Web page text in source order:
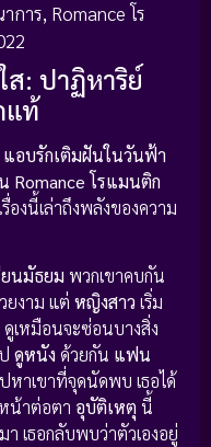
การ, Romance โร
: ปาฏิหาริย์
แท้
แอบรักเติมฝันในวันฟ้า
Romance โรแมนติก
องนี้เล่าถึงพลังของความ
ยนมัธยม พวกเขาคบกัน
ยงาม แต่ หญิงสาว เริ่ม
ดูเหมือนจะซ่อนบางสิ่ง
ดูหนัง ด้วยกัน แฟน
หาเขาที่จุดนัดพบ เธอได้
น้าต่อตา อุบัติเหตุ นี้
เธอกลับพบว่าตัวเองอยู่